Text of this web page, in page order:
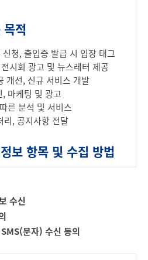
적
청, 출입증 발급 시 입장 태그
시회 광고 및 뉴스레터 제공
개선, 신규 서비스 개발
마케팅 및 광고
른 분석 및 서비스
리, 공지사항 전달
보 항목 및 수집 방법
하고 있습니다.
등록 시]
수신
문자) 수신 동의